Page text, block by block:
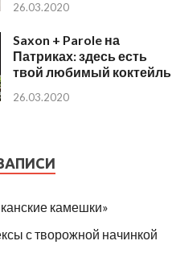
26.03.2020
Saxon + Parole на
Патриках: здесь есть
твой любимый коктейль
26.03.2020
камешки»
с творожной начинкой